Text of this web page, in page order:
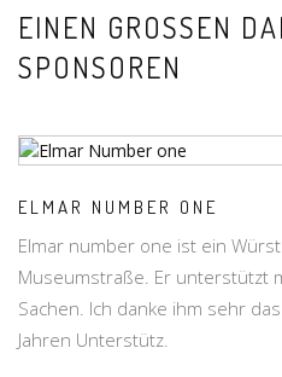
EINEN GROSSEN
PONSOREN
ELMAR NUMBER ONE
Elmar number one ist ein
Museumstraße. Er unterstützt
Sachen. Ich danke ihm sehr
Jahren Unterstütz.